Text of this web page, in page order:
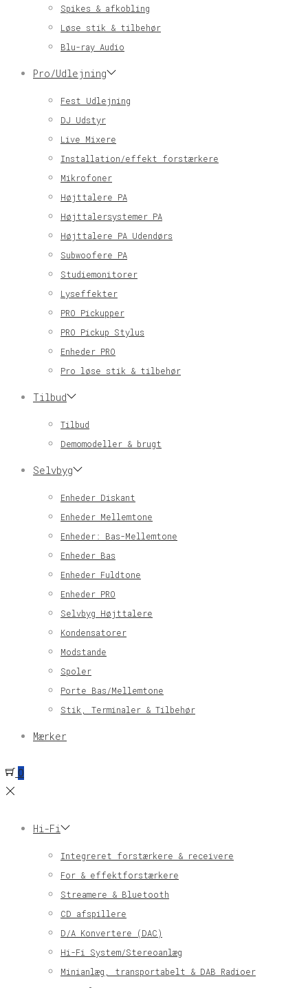
Spikes & afkobling
Løse stik & tilbehør
Blu-ray Audio
Pro/Udlejning
Fest Udlejning
DJ Udstyr
Live Mixere
Installation/effekt forstærkere
Mikrofoner
Højttalere PA
Højttalersystemer PA
Højttalere PA Udendørs
Subwoofere PA
Studiemonitorer
Lyseffekter
PRO Pickupper
PRO Pickup Stylus
Enheder PRO
Pro løse stik & tilbehør
Tilbud
Tilbud
Demomodeller & brugt
Selvbyg
Enheder Diskant
Enheder Mellemtone
Enheder: Bas-Mellemtone
Enheder Bas
Enheder Fuldtone
Enheder PRO
Selvbyg Højttalere
Kondensatorer
Modstande
Spoler
Porte Bas/Mellemtone
Stik, Terminaler & Tilbehør
Mærker
0
Hi-Fi
Integreret forstærkere & receivere
For & effektforstærkere
Streamere & Bluetooth
CD afspillere
D/A Konvertere (DAC)
Hi-Fi System/Stereoanlæg
Minianlæg, transportabelt & DAB Radioer